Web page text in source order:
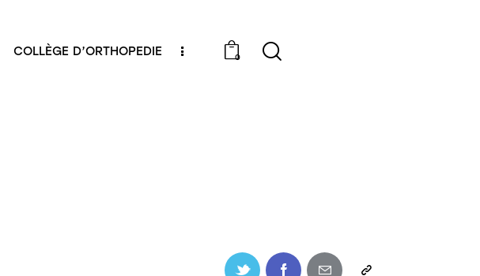
COLLÈGE D’ORTHOPEDIE 0